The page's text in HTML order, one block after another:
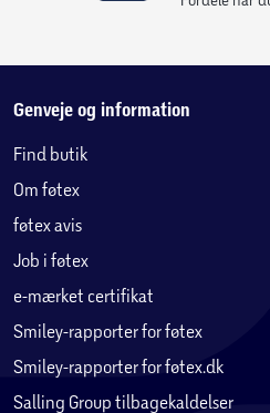
Genveje og information
Find butik
Om føtex
føtex avis
Job i føtex
e-mærket certifikat
Smiley-rapporter for føtex
Smiley-rapporter for føtex.dk
Salling Group tilbagekaldelser